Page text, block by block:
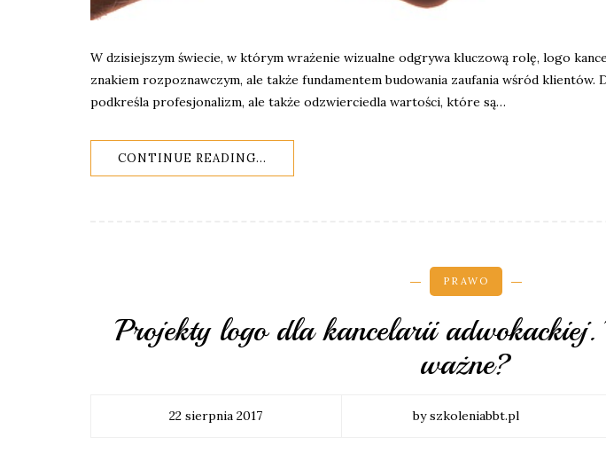
W dzisiejszym świecie, w którym wrażenie wizualne odgrywa kluczową rolę, logo
znakiem rozpoznawczym, ale także fundamentem budowania zaufania wśród
podkreśla profesjonalizm, ale także odzwierciedla wartości, które są…
CONTINUE READING...
PRAWO
Projekty logo dla kancelarii adwokackiej.
ważne?
22 sierpnia 2017 by szkoleniabbt.pl